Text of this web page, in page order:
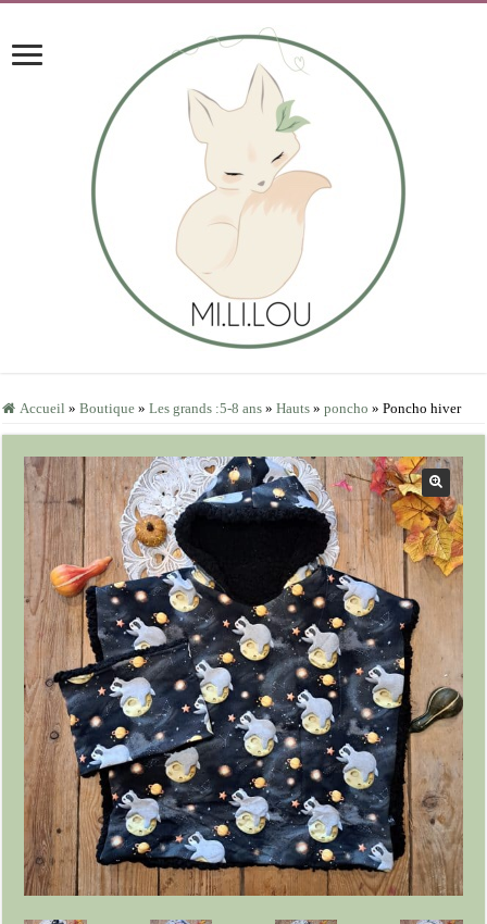
Accueil » Boutique » Les grands :5-8 ans » Hauts » poncho » Poncho hiver